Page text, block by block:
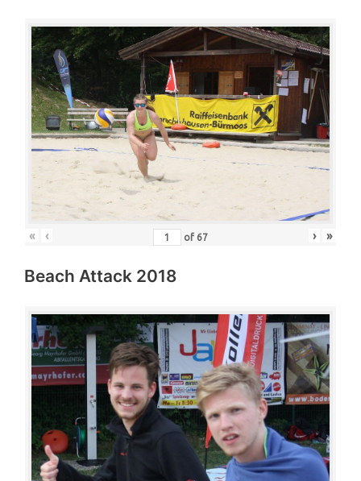
« ‹ of 67 › »
Beach Attack 2018